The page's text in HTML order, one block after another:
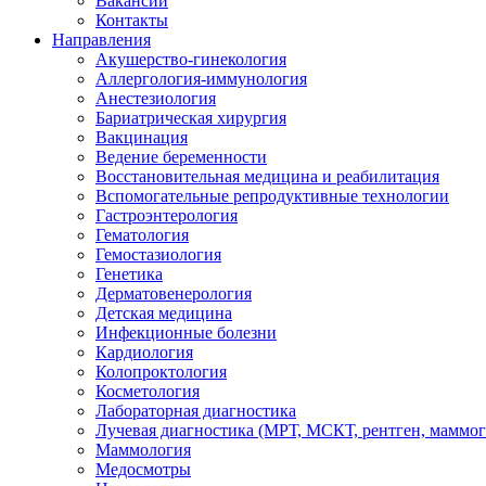
Контакты
Направления
Акушерство-гинекология
Аллергология-иммунология
Анестезиология
Бариатрическая хирургия
Вакцинация
Ведение беременности
Восстановительная медицина и реабилитация
Вспомогательные репродуктивные технологии
Гастроэнтерология
Гематология
Гемостазиология
Генетика
Дерматовенерология
Детская медицина
Инфекционные болезни
Кардиология
Колопроктология
Косметология
Лабораторная диагностика
Лучевая диагностика (МРТ, МСКТ, рентген,
Маммология
Медосмотры